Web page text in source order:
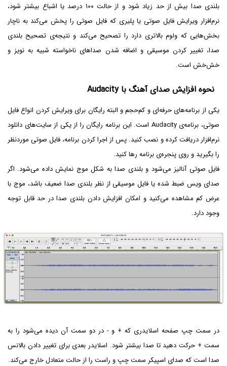
بلندی صدا بیش از حد زیاد شود و از حالت ۱۰۰ درصد یا اشباع بیشتر شود،
نرم‌افزار ویرایش فایل صوتی یا پلیری که فایل صوتی را پخش می‌کند به ناچار
بخش‌هایی که ولوم بالاتری دارد را تصحیح می‌کند و نتیجه‌ی تصحیح بلندی
صدا، تغییر کردن موسیقی و اضافه شدن صداهای ناخواسته شبیه به نویز و
خش‌خش است.
نحوه افزایش صدای آهنگ با Audacity
یکی از برنامه‌های حرفه‌ای و کم‌حجم و البته رایگان برای ویرایش کردن انواع فایل
صوتی، برنامه‌ی Audacity است. این برنامه رایگان را از یکی از سایت‌های دانلود
نرم‌افزار دریافت کرده و نصب کنید. پس از اجرا کردن برنامه، فایل صوتی موردنظر
را بگیرید و روی پنجره‌ی برنامه رها کنید.
فایل صوتی آنالیز می‌شود و بلندی صدا به شکل موج نمایش داده می‌شود. اگر
صدای ویس ضبط شده یا فایل موسیقی از نظر بلندی صدا ضعیف باشد، موج با
عرض کم مشاهده می‌کنید و امکان افزایش دادن بلندی صدا در حد قابل توجه
وجود دارد.
در سمت چپ صفحه اسلایدری که + و - در دو سمت آن دیده می‌شود را به
سمت + حرکت دهید تا صدا بیشتر شود. اسلایدر بعدی برای تغییر دادن بالانس
صدا است که صدای اسپیکر سمت چپ و راست را از حالت متعادل خارج می‌کند.